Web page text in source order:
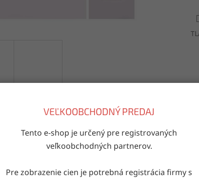
VEĽKOOBCHODNÝ PREDAJ
Tento e-shop je určený pre registrovaných
veľkoobchodných partnerov.
Pre zobrazenie cien je potrebná registrácia firmy s
na akúkoľvek adresu
tovar